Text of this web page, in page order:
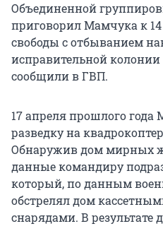
Объединенной
приговорил Мамчука к
свободы с отбыванием
исправительной
сообщили в ГВП.
17 апреля прошлого
разведку на
Обнаружив дом мирных
данные командиру
который, по данным
обстрелял дом
снарядами. В